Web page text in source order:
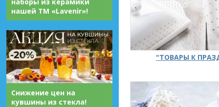
нашей ТМ «Lavenir»!
Снижение цен на
кувшины из стекла!
"ТОВАРЫ К